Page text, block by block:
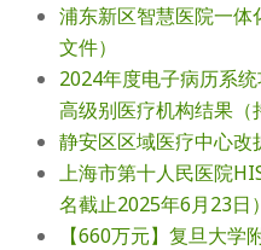
浦东新区智慧医院一
文件）
2024年度电⼦病历系
⾼级别医疗机构结果（
静安区区域医疗中心改
上海市第十人民医院
名截止2025年6月23日）
【660万元】复旦大